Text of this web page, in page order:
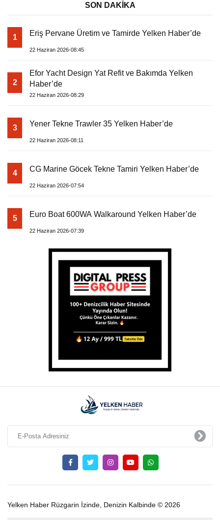
SON DAKİKA
1 Eriş Pervane Üretim ve Tamirde Yelken Haber’de
22 Haziran 2026-08:45
2
Efor Yacht Design Yat Refit ve Bakımda Yelken
Haber’de
22 Haziran 2026-08:29
3 Yener Tekne Trawler 35 Yelken Haber’de
22 Haziran 2026-08:11
4 CG Marine Göcek Tekne Tamiri Yelken Haber’de
22 Haziran 2026-07:54
5 Euro Boat 600WA Walkaround Yelken Haber’de
22 Haziran 2026-07:39
Yelken Haber Rüzgarin İzinde, Denizin Kalbinde © 2026